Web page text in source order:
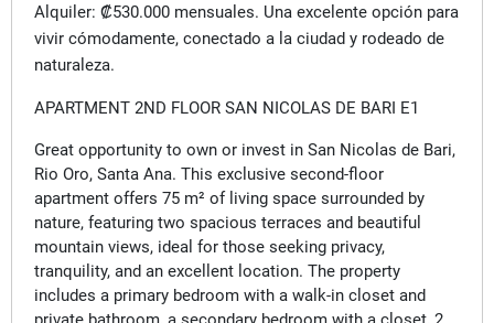
Alquiler: ₡530.000 mensuales. Una excelente opción para
vivir cómodamente, conectado a la ciudad y rodeado de
naturaleza.
APARTMENT 2ND FLOOR SAN NICOLAS DE BARI E1
Great opportunity to own or invest in San Nicolas de Bari,
Rio Oro, Santa Ana. This exclusive second-floor
apartment offers 75 m² of living space surrounded by
nature, featuring two spacious terraces and beautiful
mountain views, ideal for those seeking privacy,
tranquility, and an excellent location. The property
includes a primary bedroom with a walk-in closet and